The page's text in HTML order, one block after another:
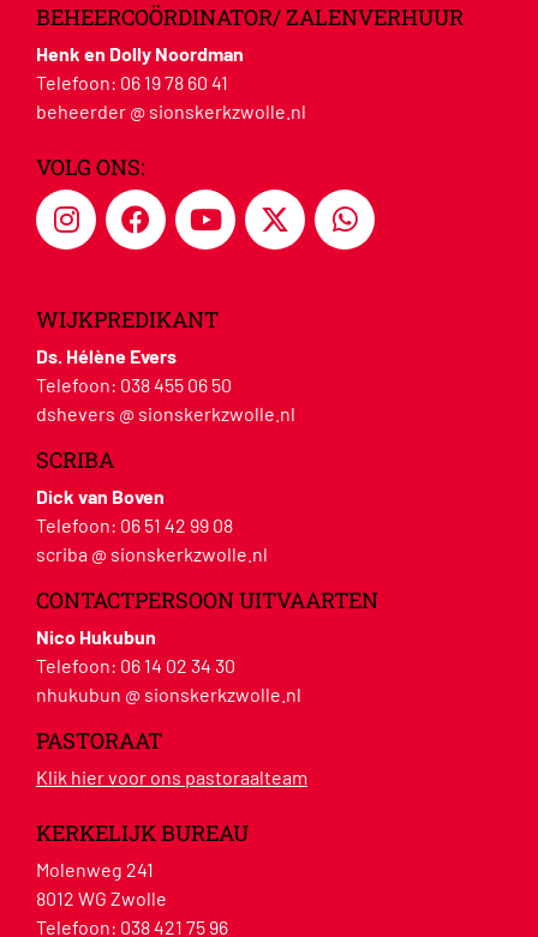
BEHEERCOÖRDINATOR/ ZALENVERHUUR
Henk en Dolly Noordman
Telefoon: 06 19 78 60 41
beheerder @ sionskerkzwolle.nl
VOLG ONS:
WIJKPREDIKANT
Ds. Hélène Evers
Telefoon: 038 455 06 50
dshevers @ sionskerkzwolle.nl
SCRIBA
Dick van Boven
Telefoon: 06 51 42 99 08
scriba @ sionskerkzwolle.nl
CONTACTPERSOON UITVAARTEN
Nico Hukubun
Telefoon: 06 14 02 34 30
nhukubun @ sionskerkzwolle.nl
PASTORAAT
Klik hier voor ons pastoraalteam
KERKELIJK BUREAU
Molenweg 241
8012 WG Zwolle
Telefoon: 038 421 75 96